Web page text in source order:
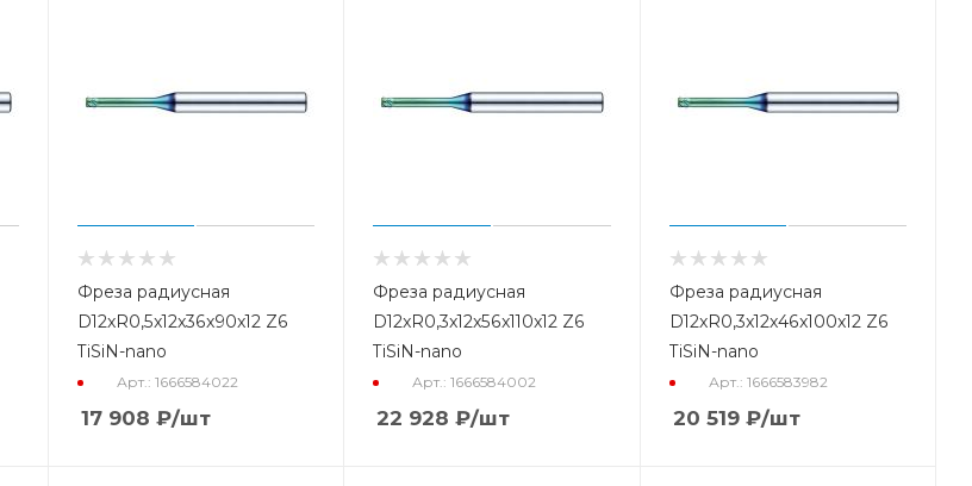
Фреза радиусная
D12xR0,5x12x36x90x12 Z6
TiSiN-nano
Арт.: 1666584022
17 908 ₽/шт
Фреза радиусная
D12xR0,3x12x56x110x12 Z6
TiSiN-nano
Арт.: 1666584002
22 928 ₽/шт
Фреза радиусная
D12xR0,3x12x46x100x12 Z6
TiSiN-nano
Арт.: 1666583982
20 519₽/шт